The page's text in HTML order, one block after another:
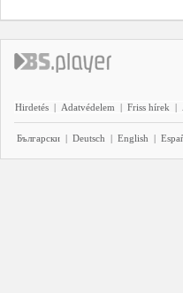
Hirdetés | Adatvédelem | Friss hírek |
Български | Deutsch | English |